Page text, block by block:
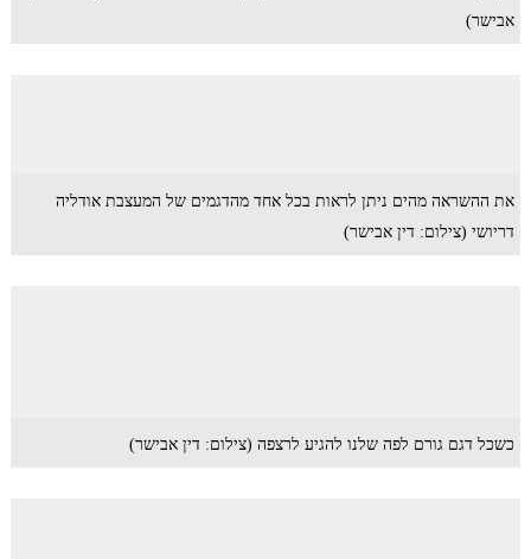
אבישר)
את ההשראה מהים ניתן לראות בכל אחד מהדגמים של המעצבת אודליה
דריושי (צילום: דין אבישר)
כשכל דגם גורם לפה שלנו להגיע לרצפה (צילום: דין אבישר)